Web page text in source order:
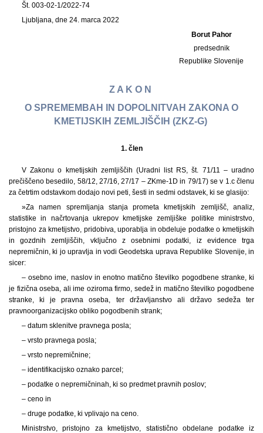
Št. 003-02-1/2022-74
Ljubljana, dne 24. marca 2022
Borut Pahor
predsednik
Republike Slovenije
Z A K O N
O SPREMEMBAH IN DOPOLNITVAH ZAKONA O
KMETIJSKIH ZEMLJIŠČIH (ZKZ-G)
1. člen
V Zakonu o kmetijskih zemljiščih (Uradni list RS, št. 71/11 – uradno
prečiščeno besedilo, 58/12, 27/16, 27/17 – ZKme-1D in 79/17) se v 1.c členu
za četrtim odstavkom dodajo novi peti, šesti in sedmi odstavek, ki se glasijo:
»Za namen spremljanja stanja prometa kmetijskih zemljišč, analiz,
statistike in načrtovanja ukrepov kmetijske zemljiške politike ministrstvo,
pristojno za kmetijstvo, pridobiva, uporablja in obdeluje podatke o kmetijskih
in gozdnih zemljiščih, vključno z osebnimi podatki, iz evidence trga
nepremičnin, ki jo upravlja in vodi Geodetska uprava Republike Slovenije, in
sicer:
– osebno ime, naslov in enotno matično številko pogodbene stranke, ki
je fizična oseba, ali ime oziroma firmo, sedež in matično številko pogodbene
stranke, ki je pravna oseba, ter državljanstvo ali državo sedeža ter
pravnoorganizacijsko obliko pogodbenih strank;
– datum sklenitve pravnega posla;
– vrsto pravnega posla;
– vrsto nepremičnine;
– identifikacijsko oznako parcel;
– podatke o nepremičninah, ki so predmet pravnih poslov;
– ceno in
– druge podatke, ki vplivajo na ceno.
Ministrstvo, pristojno za kmetijstvo, statistično obdelane podatke iz